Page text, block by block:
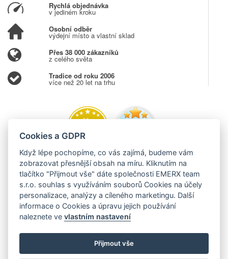
Rychlá objednávka
v jediném kroku
Osobní odběr
výdejní místo a vlastní sklad
Přes 38 000 zákazníků
z celého světa
Tradice od roku 2006
více než 20 let na trhu
Cookies a GDPR
Když lépe pochopíme, co vás zajímá, budeme vám
zobrazovat přesnější obsah na míru. Kliknutím na
tlačítko "Přijmout vše" dáte společnosti EMERX team
s.r.o. souhlas s využíváním souborů Cookies na účely
personalizace, analýzy a cíleného marketingu. Další
informace o Cookies a úpravu jejich používání
naleznete vevlastním nastavení
Přijmout vše